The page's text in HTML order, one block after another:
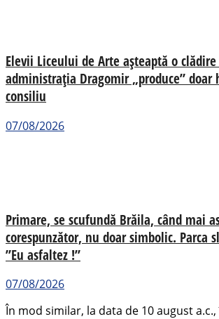
Elevii Liceului de Arte așteaptă o
administrația Dragomir „produce” doar
consiliu
07/08/2026
Primare, se scufundă Brăila, când mai
corespunzător, nu doar simbolic. Parca
”Eu asfaltez !”
07/08/2026
În mod similar, la data de 10 august